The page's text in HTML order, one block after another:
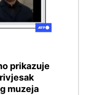
prikazuje
muzeja